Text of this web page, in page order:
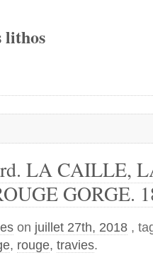
lithos
LA CAILLE,
GORGE.
on juillet 27th, 2018 ,
, rouge, travies.